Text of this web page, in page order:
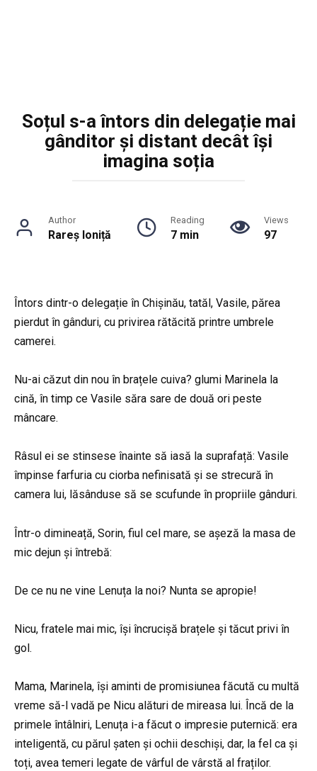
Soțul s-a întors din delegație mai
gânditor și distant decât își
imagina soția
Author
Rareș Ioniță
Reading
7 min
Views
97
Întors dintr-o delegație în Chișinău, tatăl, Vasile, părea
pierdut în gânduri, cu privirea rătăcită printre umbrele
camerei.
Nu-ai căzut din nou în brațele cuiva? glumi Marinela la
cină, în timp ce Vasile săra sare de două ori peste
mâncare.
Râsul ei se stinsese înainte să iasă la suprafață: Vasile
împinse farfuria cu ciorba nefinisată și se strecură în
camera lui, lăsânduse să se scufunde în propriile gânduri.
Într-o dimineață, Sorin, fiul cel mare, se așeză la masa de
mic dejun și întrebă:
De ce nu ne vine Lenuța la noi? Nunta se apropie!
Nicu, fratele mai mic, își încrucișă brațele și tăcut privi în
gol.
Mama, Marinela, își aminti de promisiunea făcută cu multă
vreme să-l vadă pe Nicu alături de mireasa lui. Încă de la
primele întâlniri, Lenuța i-a făcut o impresie puternică: era
inteligentă, cu părul șaten și ochii deschiși, dar, la fel ca și
toți, avea temeri legate de vârful de vârstă al fraților.